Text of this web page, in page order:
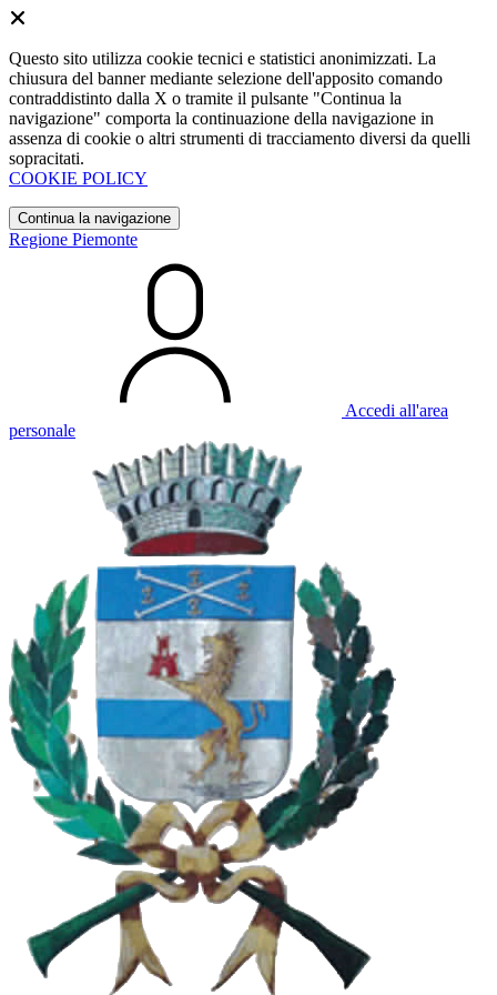
Questo sito utilizza cookie tecnici e statistici anonimizzati. La
chiusura del banner mediante selezione dell'apposito comando
contraddistinto dalla X o tramite il pulsante "Continua la
navigazione" comporta la continuazione della navigazione in
assenza di cookie o altri strumenti di tracciamento diversi da quelli
sopracitati.
COOKIE POLICY
Continua la navigazione
Regione Piemonte
Accedi all'area
personale